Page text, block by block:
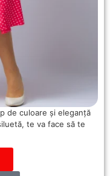
de culoare și eleganță
te va face să te